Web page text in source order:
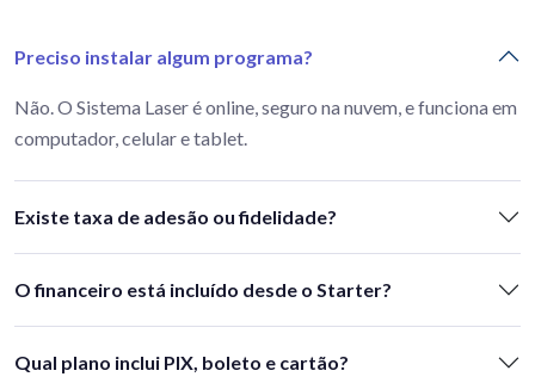
Preciso instalar algum programa?
Não. O Sistema Laser é online, seguro na nuvem, e funciona em
computador, celular e tablet.
Existe taxa de adesão ou fidelidade?
O financeiro está incluído desde o Starter?
Qual plano inclui PIX, boleto e cartão?